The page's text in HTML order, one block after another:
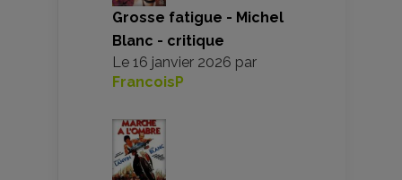
Grosse fatigue - Michel
Blanc - critique
Le 16 janvier 2026 par
FrancoisP